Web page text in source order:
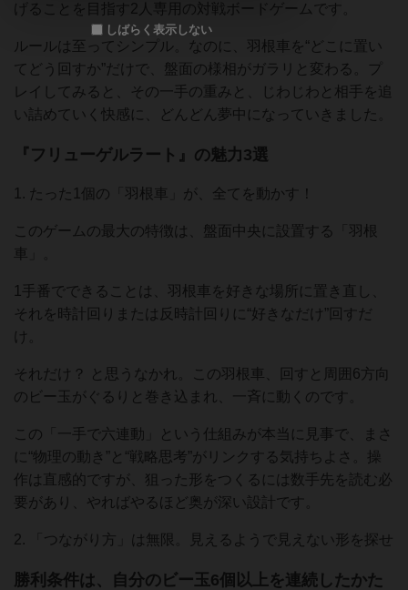
げることを目指す2人専用の対戦ボードゲームです。
ルールは至ってシンプル。なのに、羽根車を“どこに置い
てどう回すか”だけで、盤面の様相がガラリと変わる。プ
レイしてみると、その一手の重みと、じわじわと相手を追
い詰めていく快感に、どんどん夢中になっていきました。
『フリューゲルラート』の魅力3選
1. たった1個の「羽根車」が、全てを動かす！
このゲームの最大の特徴は、盤面中央に設置する「羽根
車」。
1手番でできることは、羽根車を好きな場所に置き直し、
それを時計回りまたは反時計回りに“好きなだけ”回すだ
け。
それだけ？ と思うなかれ。この羽根車、回すと周囲6方向
のビー玉がぐるりと巻き込まれ、一斉に動くのです。
この「一手で六連動」という仕組みが本当に見事で、まさ
に“物理の動き”と“戦略思考”がリンクする気持ちよさ。操
作は直感的ですが、狙った形をつくるには数手先を読む必
要があり、やればやるほど奥が深い設計です。
2. 「つながり方」は無限。見えるようで見えない形を探せ
勝利条件は、自分のビー玉6個以上を連続したかた
しばらく表示しない